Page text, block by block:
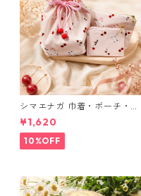
シマエナガ 巾着・ポーチ・ミ
ニポーチ(カード収納にも) ３
点セット さくらんぼ柄×淡いピ
ンク
¥1,620
10%OFF